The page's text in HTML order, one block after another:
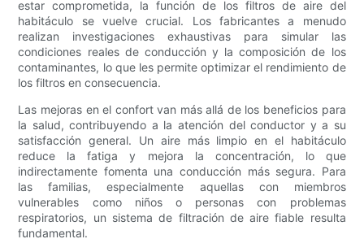
estar comprometida, la función de los filtros de aire del
habitáculo se vuelve crucial. Los fabricantes a menudo
realizan investigaciones exhaustivas para simular las
condiciones reales de conducción y la composición de los
contaminantes, lo que les permite optimizar el rendimiento de
los filtros en consecuencia.
Las mejoras en el confort van más allá de los beneficios para
la salud, contribuyendo a la atención del conductor y a su
satisfacción general. Un aire más limpio en el habitáculo
reduce la fatiga y mejora la concentración, lo que
indirectamente fomenta una conducción más segura. Para
las familias, especialmente aquellas con miembros
vulnerables como niños o personas con problemas
respiratorios, un sistema de filtración de aire fiable resulta
fundamental.